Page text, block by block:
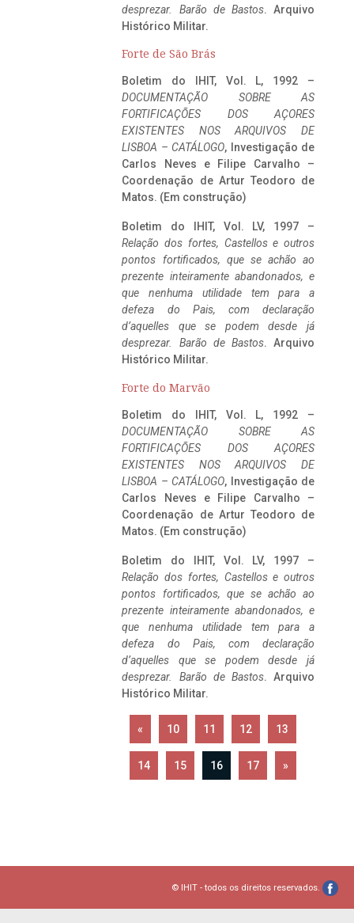
desprezar. Barão de Bastos. Arquivo
Histórico Militar.
Forte de São Brás
Boletim do IHIT, Vol. L, 1992 –
DOCUMENTAÇÃO SOBRE AS
FORTIFICAÇÕES DOS AÇORES
EXISTENTES NOS ARQUIVOS DE
LISBOA – CATÁLOGO, Investigação de
Carlos Neves e Filipe Carvalho –
Coordenação de Artur Teodoro de
Matos. (Em construção)
Boletim do IHIT, Vol. LV, 1997 –
Relação dos fortes, Castellos e outros
pontos fortificados, que se achão ao
prezente inteiramente abandonados, e
que nenhuma utilidade tem para a
defeza do Pais, com declaração
d’aquelles que se podem desde já
desprezar. Barão de Bastos. Arquivo
Histórico Militar.
Forte do Marvão
Boletim do IHIT, Vol. L, 1992 –
DOCUMENTAÇÃO SOBRE AS
FORTIFICAÇÕES DOS AÇORES
EXISTENTES NOS ARQUIVOS DE
LISBOA – CATÁLOGO, Investigação de
Carlos Neves e Filipe Carvalho –
Coordenação de Artur Teodoro de
Matos. (Em construção)
Boletim do IHIT, Vol. LV, 1997 –
Relação dos fortes, Castellos e outros
pontos fortificados, que se achão ao
prezente inteiramente abandonados, e
que nenhuma utilidade tem para a
defeza do Pais, com declaração
d’aquelles que se podem desde já
desprezar. Barão de Bastos. Arquivo
Histórico Militar.
« 10 11 12 13
14 15 16 17 »
© IHIT - todos os direitos reservados.